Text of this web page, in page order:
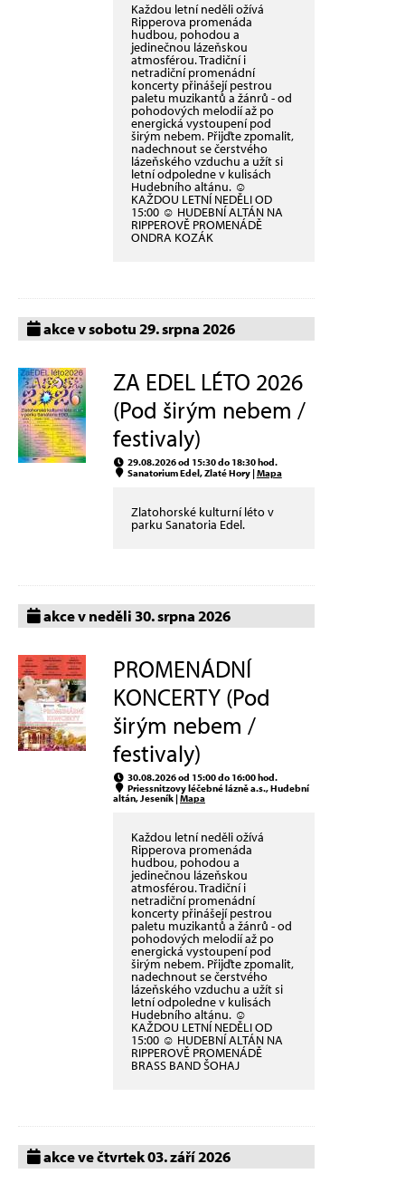
Každou letní neděli ožívá
Ripperova promenáda
hudbou, pohodou a
jedinečnou lázeňskou
atmosférou. Tradiční i
netradiční promenádní
koncerty přinášejí pestrou
paletu muzikantů a žánrů - od
pohodových melodií až po
energická vystoupení pod
širým nebem. Přijďte zpomalit,
nadechnout se čerstvého
lázeňského vzduchu a užít si
letní odpoledne v kulisách
Hudebního altánu. ☺
KAŽDOU LETNÍ NEDĚLI OD
15:00 ☺ HUDEBNÍ ALTÁN NA
RIPPEROVĚ PROMENÁDĚ
ONDRA KOZÁK
akce v sobotu 29. srpna 2026
ZA EDEL LÉTO 2026
(Pod širým nebem /
festivaly)
29.08.2026 od 15:30 do 18:30 hod.
Sanatorium Edel, Zlaté Hory |Mapa
Zlatohorské kulturní léto v
parku Sanatoria Edel.
akce v neděli 30. srpna 2026
PROMENÁDNÍ
KONCERTY (Pod
širým nebem /
festivaly)
30.08.2026 od 15:00 do 16:00 hod.
Priessnitzovy léčebné lázně a.s., Hudební
altán, Jeseník |Mapa
Každou letní neděli ožívá
Ripperova promenáda
hudbou, pohodou a
jedinečnou lázeňskou
atmosférou. Tradiční i
netradiční promenádní
koncerty přinášejí pestrou
paletu muzikantů a žánrů - od
pohodových melodií až po
energická vystoupení pod
širým nebem. Přijďte zpomalit,
nadechnout se čerstvého
lázeňského vzduchu a užít si
letní odpoledne v kulisách
Hudebního altánu. ☺
KAŽDOU LETNÍ NEDĚLI OD
15:00 ☺ HUDEBNÍ ALTÁN NA
RIPPEROVĚ PROMENÁDĚ
BRASS BAND ŠOHAJ
akce ve čtvrtek 03. září 2026